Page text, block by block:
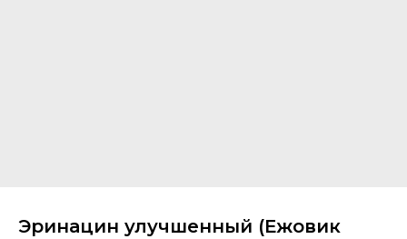
Эринацин улучшенный (Ежовик